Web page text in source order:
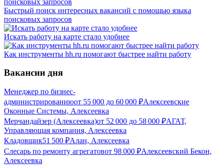
Быстрый поиск интересных вакансий с помощью языка
поисковых запросов
Искать работу на карте стало удобнее
Как инструменты hh.ru помогают быстрее найти работу
Вакансии дня
Менеджер по бизнес-
администрированиюот 55 000 до 60 000 ₽Алексеевские
Оконные Системы, Алексеевка
Мерчандайзер (Алексеевка)от 52 000 до 58 000 ₽АГАТ,
Управляющая компания, Алексеевка
Кладовщик51 500 ₽Алан, Алексеевка
Слесарь по ремонту агрегатовот 98 000 ₽Алексеевский Бекон,
Алексеевка